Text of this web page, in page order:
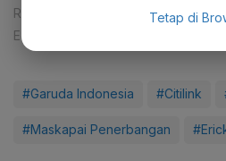
Reporter:
Patricia Yashinta Desy
Editor:
#Garuda Indonesia #Citilink
#Maskapai Penerbangan
Tetap di